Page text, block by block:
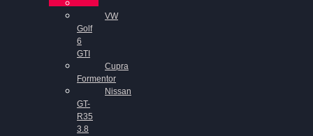
VW
Golf
6
GTI
Cupra
Formentor
Nissan
GT-
R35
3.8